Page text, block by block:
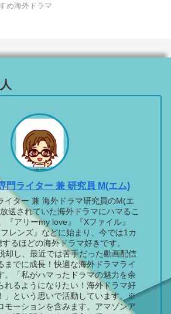
め海外ドラマ
門ライター 兼 研究員 M(エム)
イター 兼 海外ドラマ研究員のM(エ
送されていた海外ドラマにハマるこ
『アリーmy love』『Xファイル』
フレンズ』などに始まり、今では1カ
るほどの海外ドラマ好きです。
却し、最近では苦手だった動画配信
までに成長！快適な海外ドラマライ
。「私がハマったドラマの魅力を余
れるようになりたい！海外ドラマ好
」という思いで活動しています。※
モーションを含みます。アマゾンア